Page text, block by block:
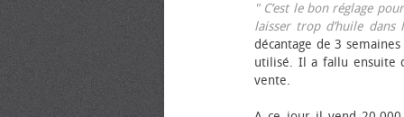
" C’est le bon réglage
laisser trop d’huile dans
décantage de 3
utilisé. Il a fallu ensuite
vente.